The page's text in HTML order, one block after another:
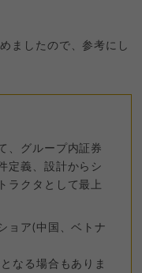
ましたので、参考にし
、グループ内証券
定義、設計からシ
ラクタとして最上
ョア(中国、ベトナ
なる場合もありま